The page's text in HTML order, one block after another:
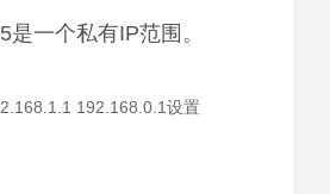
是一个私有IP范围。